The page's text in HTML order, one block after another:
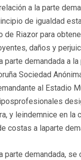
a la parte
de igualdad
Riazor para
daños y
demandada a
Sociedad
al Estadio
y leindemnice en la
costas a laparte
demandada, se